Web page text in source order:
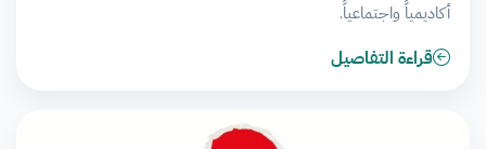
أكاديمياً واجتماعياً.
قراءة التفاصيل